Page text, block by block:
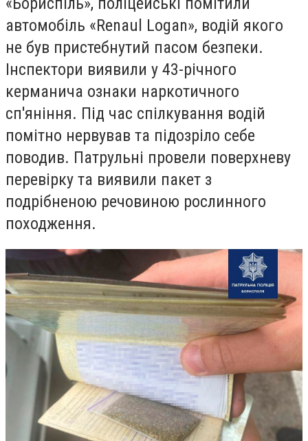
автомобіль «Renaul Logan», водій якого
не був пристебнутий пасом безпеки.
Інспектори виявили у 43-річного
керманича ознаки наркотичного
сп'яніння. Під час спілкування водій
помітно нервував та підозріло себе
поводив. Патрульні провели поверхневу
перевірку та виявили пакет з
подрібненою речовиною рослинного
походження.